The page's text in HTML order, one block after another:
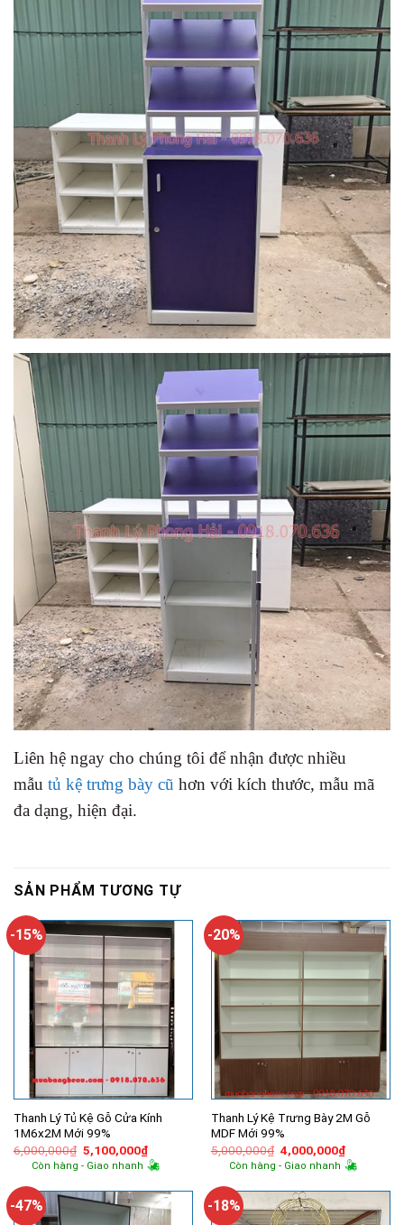
Liên hệ ngay cho chúng tôi để nhận được nhiều
mẫu tủ kệ trưng bày cũ hơn với kích thước, mẫu mã
đa dạng, hiện đại.
SẢN PHẨM TƯƠNG TỰ
-15%
Thanh Lý Tủ Kệ Gỗ Cửa Kính
1M6x2M Mới 99%
6,000,000₫ Giá
gốc
là:
5,100,000₫Giá
hiện
tại
5,100,000₫.
Còn hàng - Giao nhanh
-20%
Thanh Lý Kệ Trưng Bày 2M Gỗ
MDF Mới 99%
5,000,000₫ Giá
gốc
là:
4,000,000₫Giá
hiện
tại
Còn hàng - Giao nhanh
-47% -18%